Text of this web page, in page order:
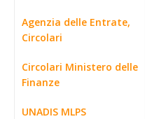
Agenzia delle Entrate,
Circolari
Circolari Ministero delle
Finanze
UNADIS MLPS